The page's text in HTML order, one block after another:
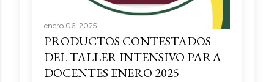
enero 06, 2025
PRODUCTOS CONTESTADOS
DEL TALLER INTENSIVO PARA
DOCENTES ENERO 2025